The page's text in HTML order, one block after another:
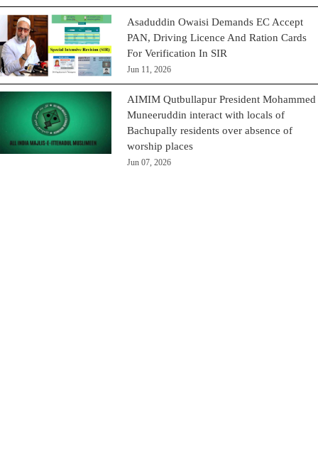
Asaduddin Owaisi Demands EC Accept
PAN, Driving Licence And Ration Cards
For Verification In SIR
Jun 11, 2026
AIMIM Qutbullapur President Mohammed
Muneeruddin interact with locals of
Bachupally residents over absence of
worship places
Jun 07, 2026